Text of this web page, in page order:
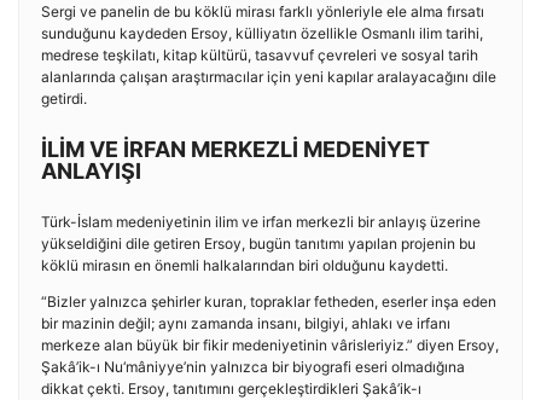
Sergi ve panelin de bu köklü mirası farklı yönleriyle ele alma fırsatı
sunduğunu kaydeden Ersoy, külliyatın özellikle Osmanlı ilim tarihi,
medrese teşkilatı, kitap kültürü, tasavvuf çevreleri ve sosyal tarih
alanlarında çalışan araştırmacılar için yeni kapılar aralayacağını dile
getirdi.
İLİM VE İRFAN MERKEZLİ MEDENİYET
ANLAYIŞI
Türk-İslam medeniyetinin ilim ve irfan merkezli bir anlayış üzerine
yükseldiğini dile getiren Ersoy, bugün tanıtımı yapılan projenin bu
köklü mirasın en önemli halkalarından biri olduğunu kaydetti.
“Bizler yalnızca şehirler kuran, topraklar fetheden, eserler inşa eden
bir mazinin değil; aynı zamanda insanı, bilgiyi, ahlakı ve irfanı
merkeze alan büyük bir fikir medeniyetinin vârisleriyiz.” diyen Ersoy,
Şakâ’ik-ı Nu‘mâniyye’nin yalnızca bir biyografi eseri olmadığına
dikkat çekti. Ersoy, tanıtımını gerçekleştirdikleri Şakâ’ik-ı